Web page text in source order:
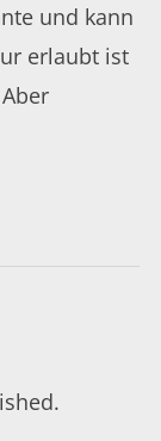
und kann
erlaubt ist